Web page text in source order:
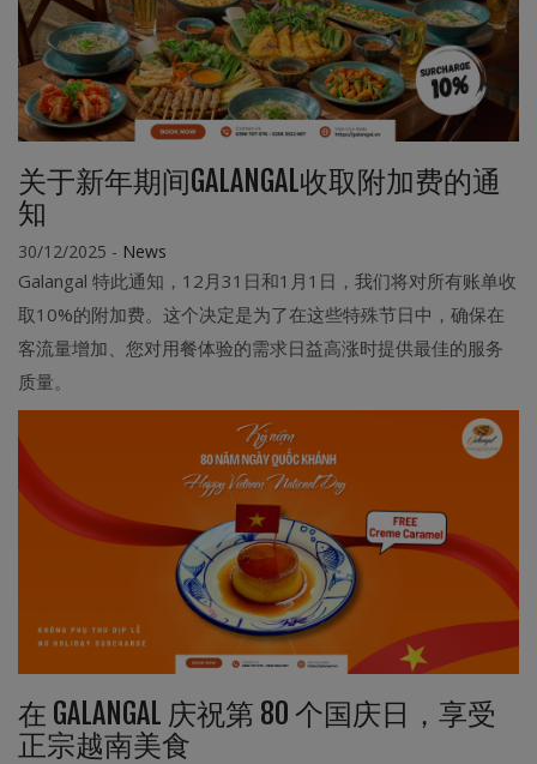
关于新年期间GALANGAL收取附加费的通
知
30/12/2025 - News
Galangal 特此通知，12月31日和1月1日，我们将对所有账单收
取10%的附加费。这个决定是为了在这些特殊节日中，确保在
客流量增加、您对用餐体验的需求日益高涨时提供最佳的服务
质量。
在 GALANGAL 庆祝第 80 个国庆日，享受
正宗越南美食